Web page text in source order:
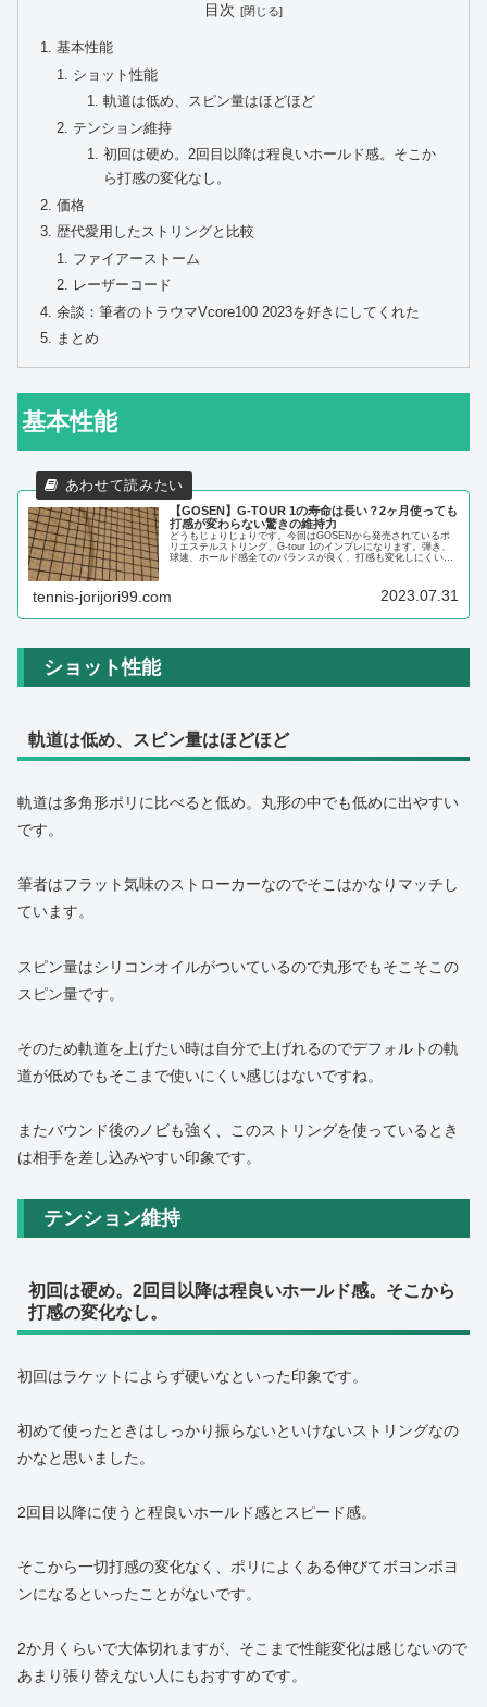
目次
基本性能
ショット性能
軌道は低め、スピン量はほどほど
テンション維持
初回は硬め。2回目以降は程良いホールド感。そこか
ら打感の変化なし。
価格
歴代愛用したストリングと比較
ファイアーストーム
レーザーコード
余談：筆者のトラウマVcore100 2023を好きにしてくれた
まとめ
基本性能
【GOSEN】G-TOUR 1の寿命は長い？2ヶ月使っても
打感が変わらない驚きの維持力
どうもじょりじょりです。今回はGOSENから発売されているポ
リエステルストリング、G-tour 1のインプレになります。弾き、
球速、ホールド感全てのバランスが良く、打感も変化しにくいの
tennis-jorijori99.com 2023.07.31
ショット性能
軌道は低め、スピン量はほどほど
軌道は多角形ポリに比べると低め。丸形の中でも低めに出やすい
です。
筆者はフラット気味のストローカーなのでそこはかなりマッチし
ています。
スピン量はシリコンオイルがついているので丸形でもそこそこの
スピン量です。
そのため軌道を上げたい時は自分で上げれるのでデフォルトの軌
道が低めでもそこまで使いにくい感じはないですね。
またバウンド後のノビも強く、このストリングを使っているとき
は相手を差し込みやすい印象です。
テンション維持
初回は硬め。2回目以降は程良いホールド感。そこから
打感の変化なし。
初回はラケットによらず硬いなといった印象です。
初めて使ったときはしっかり振らないといけないストリングなの
かなと思いました。
2回目以降に使うと程良いホールド感とスピード感。
そこから一切打感の変化なく、ポリによくある伸びてボヨンボヨ
ンになるといったことがないです。
2か月くらいで大体切れますが、そこまで性能変化は感じないので
あまり張り替えない人にもおすすめです。